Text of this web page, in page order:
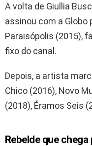
A volta de Giullia
assinou com a Globo
Paraisópolis (2015),
fixo do canal.
Depois, a artista
Chico (2016), Novo
(2018), Éramos Seis
Rebelde que